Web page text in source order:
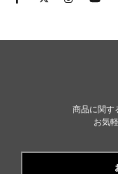
商品に関す
お気